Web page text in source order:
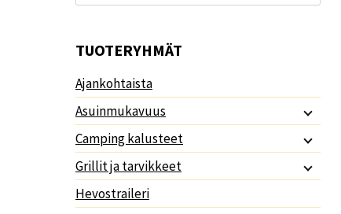
TUOTERYHMÄT
Ajankohtaista
Asuinmukavuus
Camping kalusteet
Grillit ja tarvikkeet
Hevostraileri